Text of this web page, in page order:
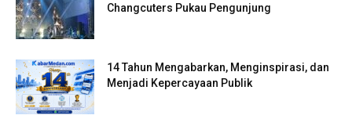
Changcuters Pukau Pengunjung
14 Tahun Mengabarkan, Menginspirasi, dan
Menjadi Kepercayaan Publik